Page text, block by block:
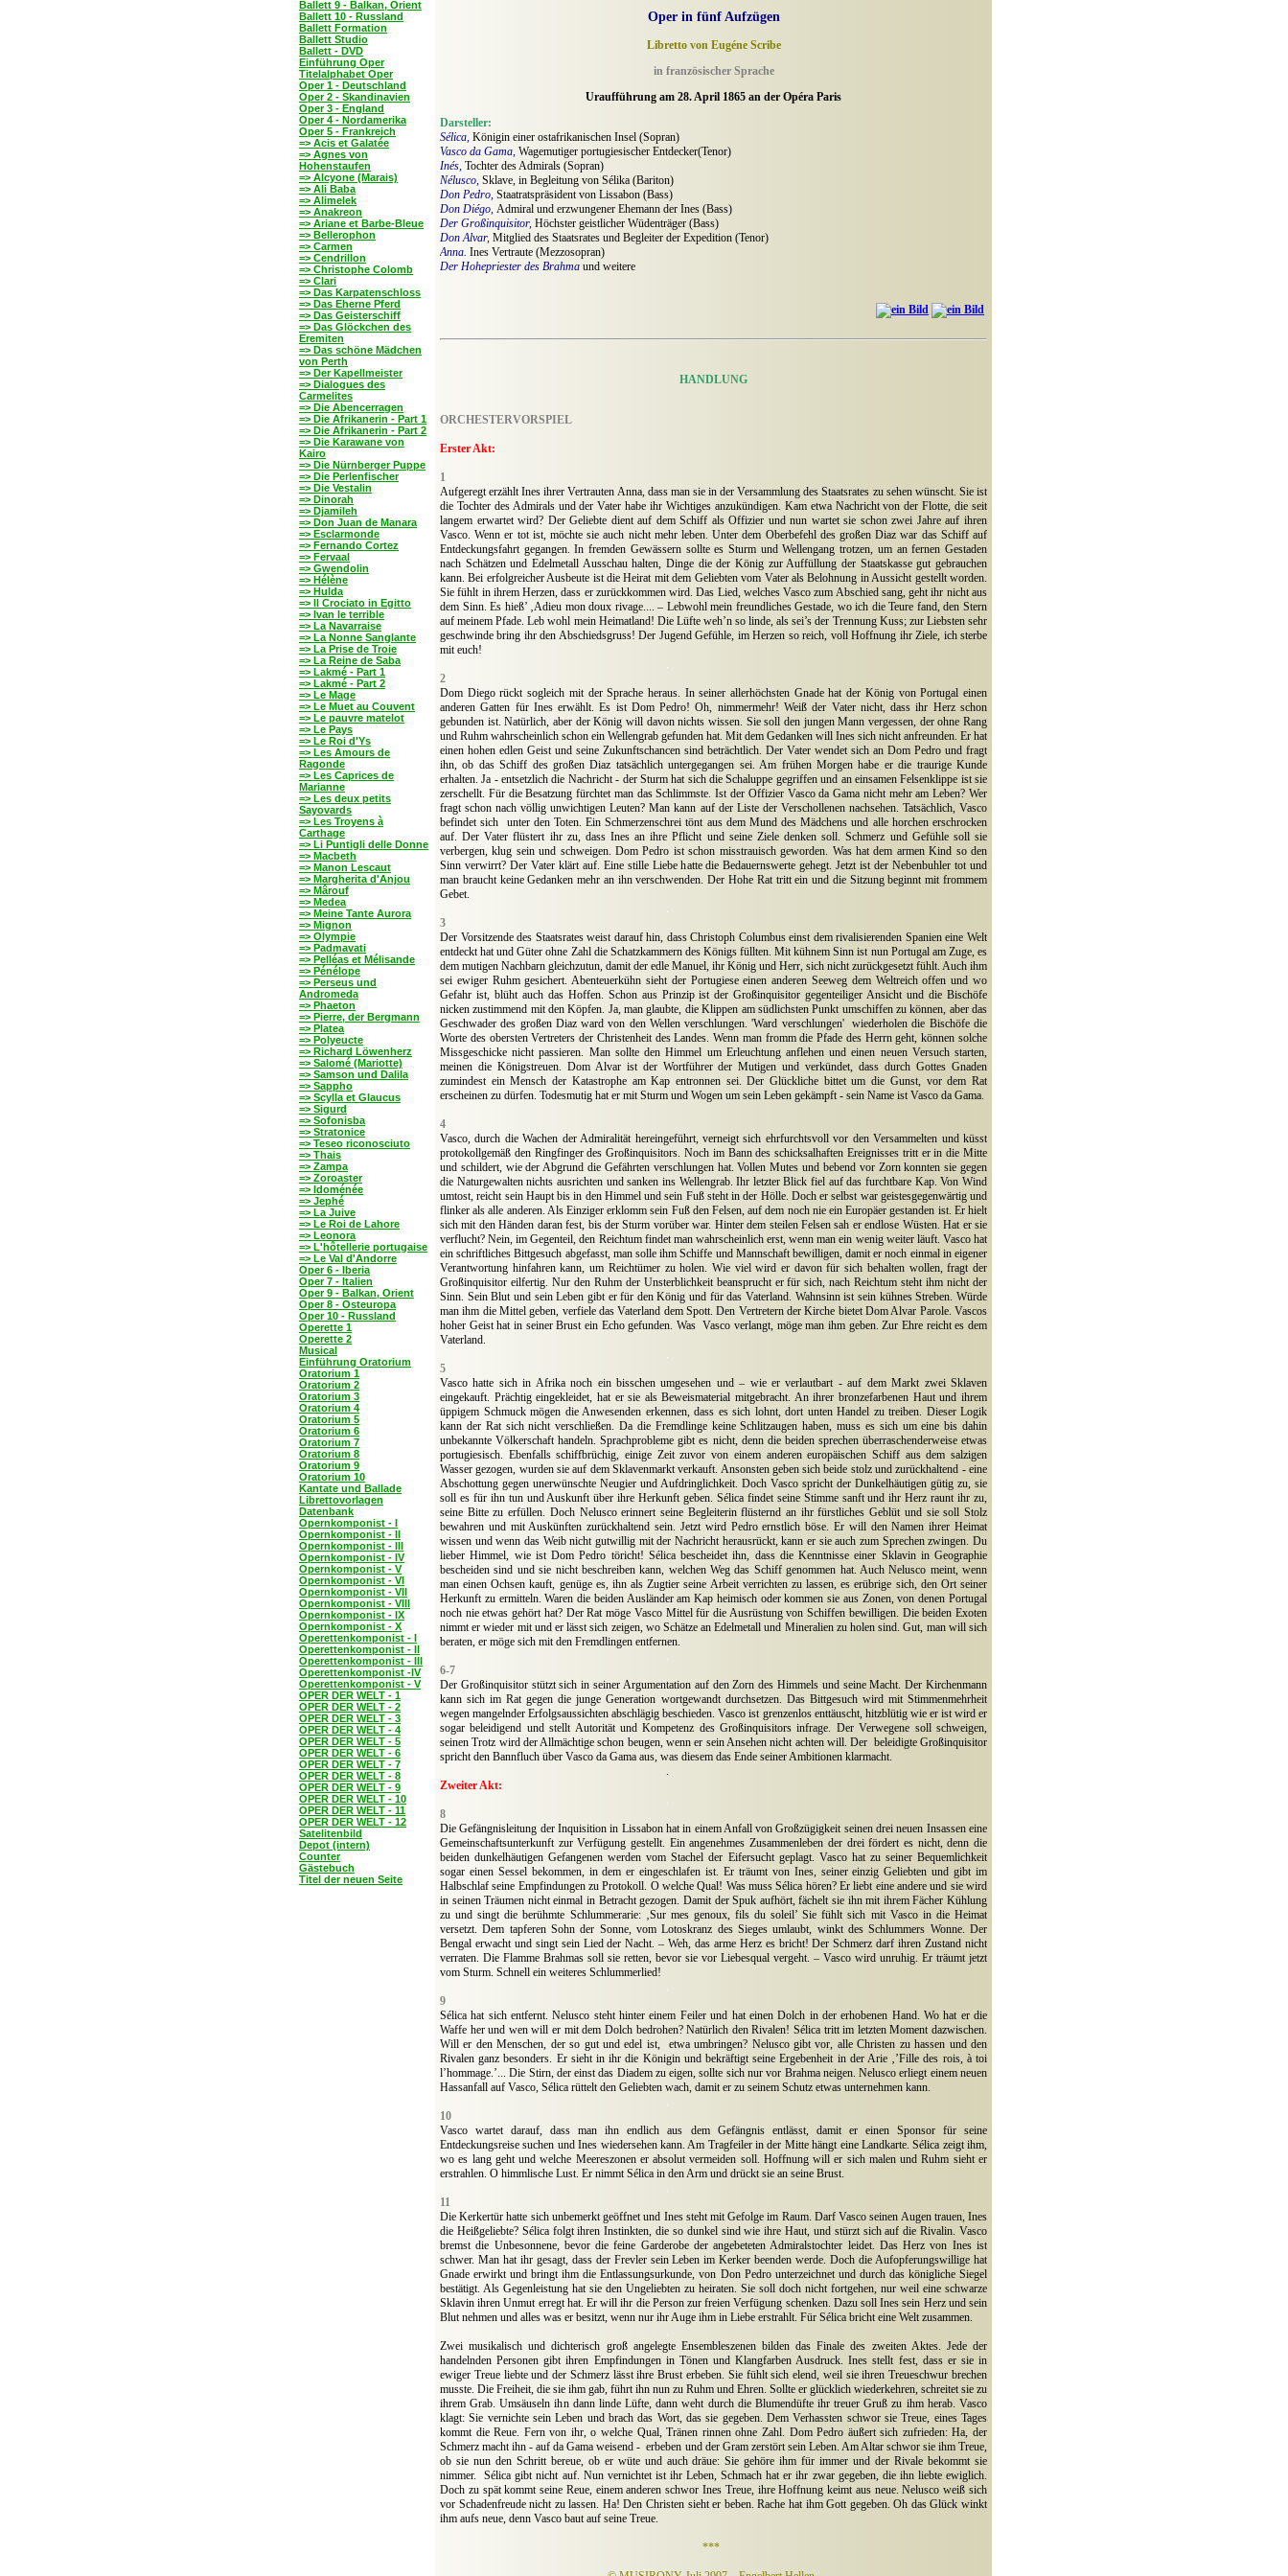
Ballett 9 - Balkan, Orient
Ballett 10 - Russland
Ballett Formation
Ballett Studio
Ballett - DVD
Einführung Oper
Titelalphabet Oper
Oper 1 - Deutschland
Oper 2 - Skandinavien
Oper 3 - England
Oper 4 - Nordamerika
Oper 5 - Frankreich
=> Acis et Galatée
=> Agnes von
Hohenstaufen
=> Alcyone (Marais)
=> Ali Baba
=> Alimelek
=> Anakreon
=> Ariane et Barbe-Bleue
=> Bellerophon
=> Carmen
=> Cendrillon
=> Christophe Colomb
=> Clari
=> Das Karpatenschloss
=> Das Eherne Pferd
=> Das Geisterschiff
=> Das Glöckchen des
Eremiten
=> Das schöne Mädchen
von Perth
=> Der Kapellmeister
=> Dialogues des
Carmelites
=> Die Abencerragen
=> Die Afrikanerin - Part 1
=> Die Afrikanerin - Part 2
=> Die Karawane von
Kairo
=> Die Nürnberger Puppe
=> Die Perlenfischer
=> Die Vestalin
=> Dinorah
=> Djamileh
=> Don Juan de Manara
=> Esclarmonde
=> Fernando Cortez
=> Fervaal
=> Gwendolin
=> Hélène
=> Hulda
=> Il Crociato in Egitto
=> Ivan le terrible
=> La Navarraise
=> La Nonne Sanglante
=> La Prise de Troie
=> La Reine de Saba
=> Lakmé - Part 1
=> Lakmé - Part 2
=> Le Mage
=> Le Muet au Couvent
=> Le pauvre matelot
=> Le Pays
=> Le Roi d'Ys
=> Les Amours de
Ragonde
=> Les Caprices de
Marianne
=> Les deux petits
Sayovards
=> Les Troyens à
Carthage
=> Li Puntigli delle Donne
=> Macbeth
=> Manon Lescaut
=> Margherita d'Anjou
=> Mârouf
=> Medea
=> Meine Tante Aurora
=> Mignon
=> Olympie
=> Padmavati
=> Pelléas et Mélisande
=> Pénélope
=> Perseus und
Andromeda
=> Phaeton
=> Pierre, der Bergmann
=> Platea
=> Polyeucte
=> Richard Löwenherz
=> Salomé (Mariotte)
=> Samson und Dalila
=> Sappho
=> Scylla et Glaucus
=> Sigurd
=> Sofonisba
=> Stratonice
=> Teseo riconosciuto
=> Thais
=> Zampa
=> Zoroaster
=> Idoménée
=> Jephé
=> La Juive
=> Le Roi de Lahore
=> Leonora
=> L'hôtellerie portugaise
=> Le Val d'Andorre
Oper 6 - Iberia
Oper 7 - Italien
Oper 9 - Balkan, Orient
Oper 8 - Osteuropa
Oper 10 - Russland
Operette 1
Operette 2
Musical
Einführung Oratorium
Oratorium 1
Oratorium 2
Oratorium 3
Oratorium 4
Oratorium 5
Oratorium 6
Oratorium 7
Oratorium 8
Oratorium 9
Oratorium 10
Kantate und Ballade
Librettovorlagen
Datenbank
Opernkomponist - I
Opernkomponist - II
Opernkomponist - III
Opernkomponist - IV
Opernkomponist - V
Opernkomponist - VI
Opernkomponist - VII
Opernkomponist - VIII
Opernkomponist - IX
Opernkomponist - X
Operettenkomponist - I
Operettenkomponist - II
Operettenkomponist - III
Operettenkomponist -IV
Operettenkomponist - V
OPER DER WELT - 1
OPER DER WELT - 2
OPER DER WELT - 3
OPER DER WELT - 4
OPER DER WELT - 5
OPER DER WELT - 6
OPER DER WELT - 7
OPER DER WELT - 8
OPER DER WELT - 9
OPER DER WELT - 10
OPER DER WELT - 11
OPER DER WELT - 12
Satelitenbild
Depot (intern)
Counter
Gästebuch
Titel der neuen Seite
Oper in fünf Aufzügen
Libretto von Eugéne Scribe
in französischer Sprache
Uraufführung am 28. April 1865 an der Opéra Paris
Darsteller:
Sélica, Königin einer ostafrikanischen Insel (Sopran)
Vasco da Gama, Wagemutiger portugiesischer Entdecker(Tenor)
Inés, Tochter des Admirals (Sopran)
Nélusco, Sklave, in Begleitung von Sélika (Bariton)
Don Pedro, Staatratspräsident von Lissabon (Bass)
Don Diégo, Admiral und erzwungener Ehemann der Ines (Bass)
Der Großinquisitor, Höchster geistlicher Wüdenträger (Bass)
Don Alvar, Mitglied des Staatsrates und Begleiter der Expedition (Tenor)
Anna. Ines Vertraute (Mezzosopran)
Der Hohepriester des Brahma und weitere
HANDLUNG
ORCHESTERVORSPIEL
Erster Akt:
1
Aufgeregt erzählt Ines ihrer Vertrauten Anna, dass man sie in der Versammlung des Staatsrates zu sehen wünscht. Sie ist
die Tochter des Admirals und der Vater habe ihr Wichtiges anzukündigen. Kam etwa Nachricht von der Flotte, die seit
langem erwartet wird? Der Geliebte dient auf dem Schiff als Offizier und nun wartet sie schon zwei Jahre auf ihren
Vasco. Wenn er tot ist, möchte sie auch nicht mehr leben. Unter dem Oberbefehl des großen Diaz war das Schiff auf
Entdeckungsfahrt gegangen. In fremden Gewässern sollte es Sturm und Wellengang trotzen, um an fernen Gestaden
nach Schätzen und Edelmetall Ausschau halten, Dinge die der König zur Auffüllung der Staatskasse gut gebrauchen
kann. Bei erfolgreicher Ausbeute ist die Heirat mit dem Geliebten vom Vater als Belohnung in Aussicht gestellt worden.
Sie fühlt in ihrem Herzen, dass er zurückkommen wird. Das Lied, welches Vasco zum Abschied sang, geht ihr nicht aus
dem Sinn. Es hieß’ ‚Adieu mon doux rivage.... – Lebwohl mein freundliches Gestade, wo ich die Teure fand, den Stern
auf meinem Pfade. Leb wohl mein Heimatland! Die Lüfte weh’n so linde, als sei’s der Trennung Kuss; zur Liebsten sehr
geschwinde bring ihr den Abschiedsgruss! Der Jugend Gefühle, im Herzen so reich, voll Hoffnung ihr Ziele, ich sterbe
mit euch!
.
2
Dom Diego rückt sogleich mit der Sprache heraus. In seiner allerhöchsten Gnade hat der König von Portugal einen
anderen Gatten für Ines erwählt. Es ist Dom Pedro! Oh, nimmermehr! Weiß der Vater nicht, dass ihr Herz schon
gebunden ist. Natürlich, aber der König will davon nichts wissen. Sie soll den jungen Mann vergessen, der ohne Rang
und Ruhm wahrscheinlich schon ein Wellengrab gefunden hat. Mit dem Gedanken will Ines sich nicht anfreunden. Er hat
einen hohen edlen Geist und seine Zukunftschancen sind beträchtlich. Der Vater wendet sich an Dom Pedro und fragt
ihn, ob das Schiff des großen Diaz tatsächlich untergegangen sei. Am frühen Morgen habe er die traurige Kunde
erhalten. Ja - entsetzlich die Nachricht - der Sturm hat sich die Schaluppe gegriffen und an einsamen Felsenklippe ist sie
zerschellt. Für die Besatzung fürchtet man das Schlimmste. Ist der Offizier Vasco da Gama nicht mehr am Leben? Wer
fragt schon nach völlig unwichtigen Leuten? Man kann auf der Liste der Verschollenen nachsehen. Tatsächlich, Vasco
befindet sich
unter den Toten. Ein Schmerzenschrei tönt aus dem Mund des Mädchens und alle horchen erschrocken
auf. Der Vater flüstert ihr zu, dass Ines an ihre Pflicht und seine Ziele denken soll. Schmerz und Gefühle soll sie
verbergen, klug sein und schweigen. Dom Pedro ist schon misstrauisch geworden. Was hat dem armen Kind so den
Sinn verwirrt? Der Vater klärt auf. Eine stille Liebe hatte die Bedauernswerte gehegt. Jetzt ist der Nebenbuhler tot und
man braucht keine Gedanken mehr an ihn verschwenden. Der Hohe Rat tritt ein und die Sitzung beginnt mit frommem
Gebet.
.
3
Der Vorsitzende des Staatsrates weist darauf hin, dass Christoph Columbus einst dem rivalisierenden Spanien eine Welt
entdeckt hat und Güter ohne Zahl die Schatzkammern des Königs füllten. Mit kühnem Sinn ist nun Portugal am Zuge, es
dem mutigen Nachbarn gleichzutun, damit der edle Manuel, ihr König und Herr, sich nicht zurückgesetzt fühlt. Auch ihm
sei ewiger Ruhm gesichert. Abenteuerkühn sieht der Portugiese einen anderen Seeweg dem Weltreich offen und wo
Gefahr ist, blüht auch das Hoffen. Schon aus Prinzip ist der Großinquisitor gegenteiliger Ansicht und die Bischöfe
nicken zustimmend mit den Köpfen. Ja, man glaubte, die Klippen am südlichsten Punkt umschiffen zu können, aber das
Geschwader des großen Diaz ward von den Wellen verschlungen. 'Ward verschlungen'
wiederholen die Bischöfe die
Worte des obersten Vertreters der Christenheit des Landes. Wenn man fromm die Pfade des Herrn geht, können solche
Missgeschicke nicht passieren. Man sollte den Himmel um Erleuchtung anflehen und einen neuen Versuch starten,
meinen die Königstreuen. Dom Alvar ist der Wortführer der Mutigen und verkündet, dass durch Gottes Gnaden
zumindest ein Mensch der Katastrophe am Kap entronnen sei. Der Glückliche bittet um die Gunst, vor dem Rat
erscheinen zu dürfen. Todesmutig hat er mit Sturm und Wogen um sein Leben gekämpft - sein Name ist Vasco da Gama.
4
Vasco, durch die Wachen der Admiralität hereingeführt, verneigt sich ehrfurchtsvoll vor den Versammelten und küsst
protokollgemäß den Ringfinger des Großinquisitors. Noch im Bann des schicksalhaften Ereignisses tritt er in die Mitte
und schildert, wie der Abgrund die Gefährten verschlungen hat. Vollen Mutes und bebend vor Zorn konnten sie gegen
die Naturgewalten nichts ausrichten und sanken ins Wellengrab. Ihr letzter Blick fiel auf das furchtbare Kap. Von Wind
umtost, reicht sein Haupt bis in den Himmel und sein Fuß steht in der Hölle. Doch er selbst war geistesgegenwärtig und
flinker als alle anderen. Als Einziger erklomm sein Fuß den Felsen, auf dem noch nie ein Europäer gestanden ist. Er hielt
sich mit den Händen daran fest, bis der Sturm vorüber war. Hinter dem steilen Felsen sah er endlose Wüsten. Hat er sie
verflucht? Nein, im Gegenteil, den Reichtum findet man wahrscheinlich erst, wenn man ein wenig weiter läuft. Vasco hat
ein schriftliches Bittgesuch abgefasst, man solle ihm Schiffe und Mannschaft bewilligen, damit er noch einmal in eigener
Verantwortung hinfahren kann, um Reichtümer zu holen. Wie viel wird er davon für sich behalten wollen, fragt der
Großinquisitor eilfertig. Nur den Ruhm der Unsterblichkeit beansprucht er für sich, nach Reichtum steht ihm nicht der
Sinn. Sein Blut und sein Leben gibt er für den König und für das Vaterland. Wahnsinn ist sein kühnes Streben. Würde
man ihm die Mittel geben, verfiele das Vaterland dem Spott. Den Vertretern der Kirche bietet Dom Alvar Parole. Vascos
hoher Geist hat in seiner Brust ein Echo gefunden. Was Vasco verlangt, möge man ihm geben. Zur Ehre reicht es dem
Vaterland.
.
5
Vasco hatte sich in Afrika noch ein bisschen umgesehen und – wie er verlautbart - auf dem Markt zwei Sklaven
eingekauft. Prächtig eingekleidet, hat er sie als Beweismaterial mitgebracht. An ihrer bronzefarbenen Haut und ihrem
üppigem Schmuck mögen die Anwesenden erkennen, dass es sich lohnt, dort unten Handel zu treiben. Dieser Logik
kann der Rat sich nicht verschließen. Da die Fremdlinge keine Schlitzaugen haben, muss es sich um eine bis dahin
unbekannte Völkerschaft handeln. Sprachprobleme gibt es nicht, denn die beiden sprechen überraschenderweise etwas
portugiesisch. Ebenfalls schiffbrüchig, einige Zeit zuvor von einem anderen europäischen Schiff aus dem salzigen
Wasser gezogen, wurden sie auf dem Sklavenmarkt verkauft. Ansonsten geben sich beide stolz und zurückhaltend - eine
Abschottung gegen unerwünschte Neugier und Aufdringlichkeit. Doch Vasco spricht der Dunkelhäutigen gütig zu, sie
soll es für ihn tun und Auskunft über ihre Herkunft geben. Sélica findet seine Stimme sanft und ihr Herz raunt ihr zu,
seine Bitte zu erfüllen. Doch Nelusco erinnert seine Begleiterin flüsternd an ihr fürstliches Geblüt und sie soll Stolz
bewahren und mit Auskünften zurückhaltend sein. Jetzt wird Pedro ernstlich böse. Er will den Namen ihrer Heimat
wissen und wenn das Weib nicht gutwillig mit der Nachricht herausrückt, kann er sie auch zum Sprechen zwingen. Du
lieber Himmel, wie ist Dom Pedro töricht! Sélica bescheidet ihn, dass die Kenntnisse einer Sklavin in Geographie
bescheiden sind und sie nicht beschreiben kann, welchen Weg das Schiff genommen hat. Auch Nelusco meint, wenn
man einen Ochsen kauft, genüge es, ihn als Zugtier seine Arbeit verrichten zu lassen, es erübrige sich, den Ort seiner
Herkunft zu ermitteln. Waren die beiden Ausländer am Kap heimisch oder kommen sie aus Zonen, von denen Portugal
noch nie etwas gehört hat? Der Rat möge Vasco Mittel für die Ausrüstung von Schiffen bewilligen. Die beiden Exoten
nimmt er wieder mit und er lässt sich zeigen, wo Schätze an Edelmetall und Mineralien zu holen sind. Gut, man will sich
beraten, er möge sich mit den Fremdlingen entfernen.
.
6-7
Der Großinquisitor stützt sich in seiner Argumentation auf den Zorn des Himmels und seine Macht. Der Kirchenmann
kann sich im Rat gegen die junge Generation wortgewandt durchsetzen. Das Bittgesuch wird mit Stimmenmehrheit
wegen mangelnder Erfolgsaussichten abschlägig beschieden. Vasco ist grenzenlos enttäuscht, hitzblütig wie er ist wird er
sogar beleidigend und stellt Autorität und Kompetenz des Großinquisitors infrage. Der Verwegene soll schweigen,
seinen Trotz wird der Allmächtige schon beugen, wenn er sein Ansehen nicht achten will. Der beleidigte Großinquisitor
spricht den Bannfluch über Vasco da Gama aus, was diesem das Ende seiner Ambitionen klarmacht.
.
Zweiter Akt:
.
8
Die Gefängnisleitung der Inquisition in Lissabon hat in einem Anfall von Großzügigkeit seinen drei neuen Insassen eine
Gemeinschaftsunterkunft zur Verfügung gestellt. Ein angenehmes Zusammenleben der drei fördert es nicht, denn die
beiden dunkelhäutigen Gefangenen werden vom Stachel der Eifersucht geplagt. Vasco hat zu seiner Bequemlichkeit
sogar einen Sessel bekommen, in dem er eingeschlafen ist. Er träumt von Ines, seiner einzig Geliebten und gibt im
Halbschlaf seine Empfindungen zu Protokoll. O welche Qual! Was muss Sélica hören? Er liebt eine andere und sie wird
in seinen Träumen nicht einmal in Betracht gezogen. Damit der Spuk aufhört, fächelt sie ihn mit ihrem Fächer Kühlung
zu und singt die berühmte Schlummerarie: ‚Sur mes genoux, fils du soleil’ Sie fühlt sich mit Vasco in die Heimat
versetzt. Dem tapferen Sohn der Sonne, vom Lotoskranz des Sieges umlaubt, winkt des Schlummers Wonne. Der
Bengal erwacht und singt sein Lied der Nacht. – Weh, das arme Herz es bricht! Der Schmerz darf ihren Zustand nicht
verraten. Die Flamme Brahmas soll sie retten, bevor sie vor Liebesqual vergeht. – Vasco wird unruhig. Er träumt jetzt
vom Sturm. Schnell ein weiteres Schlummerlied!
.
9
Sélica hat sich entfernt. Nelusco steht hinter einem Feiler und hat einen Dolch in der erhobenen Hand. Wo hat er die
Waffe her und wen will er mit dem Dolch bedrohen? Natürlich den Rivalen! Sélica tritt im letzten Moment dazwischen.
Will er den Menschen, der so gut und edel ist, etwa umbringen? Nelusco gibt vor, alle Christen zu hassen und den
Rivalen ganz besonders. Er sieht in ihr die Königin und bekräftigt seine Ergebenheit in der Arie ‚’Fille des rois, à toi
l’hommage.’... Die Stirn, der einst das Diadem zu eigen, sollte sich nur vor Brahma neigen. Nelusco erliegt einem neuen
Hassanfall auf Vasco, Sélica rüttelt den Geliebten wach, damit er zu seinem Schutz etwas unternehmen kann.
.
10
Vasco wartet darauf, dass man ihn endlich aus dem Gefängnis entlässt, damit er einen Sponsor für seine
Entdeckungsreise suchen und Ines wiedersehen kann. Am Tragfeiler in der Mitte hängt eine Landkarte. Sélica zeigt ihm,
wo es lang geht und welche Meereszonen er absolut vermeiden soll. Hoffnung will er sich malen und Ruhm sieht er
erstrahlen. O himmlische Lust. Er nimmt Sélica in den Arm und drückt sie an seine Brust.
.
11
Die Kerkertür hatte sich unbemerkt geöffnet und Ines steht mit Gefolge im Raum. Darf Vasco seinen Augen trauen, Ines
die Heißgeliebte? Sélica folgt ihren Instinkten, die so dunkel sind wie ihre Haut, und stürzt sich auf die Rivalin. Vasco
bremst die Unbesonnene, bevor die feine Garderobe der angebeteten Admiralstochter leidet. Das Herz von Ines ist
schwer. Man hat ihr gesagt, dass der Frevler sein Leben im Kerker beenden werde. Doch die Aufopferungswillige hat
Gnade erwirkt und bringt ihm die Entlassungsurkunde, von Don Pedro unterzeichnet und durch das königliche Siegel
bestätigt. Als Gegenleistung hat sie den Ungeliebten zu heiraten. Sie soll doch nicht fortgehen, nur weil eine schwarze
Sklavin ihren Unmut erregt hat. Er will ihr die Person zur freien Verfügung schenken. Dazu soll Ines sein Herz und sein
Blut nehmen und alles was er besitzt, wenn nur ihr Auge ihm in Liebe erstrahlt. Für Sélica bricht eine Welt zusammen.
.
Zwei musikalisch und dichterisch groß angelegte Ensembleszenen bilden das Finale des zweiten Aktes. Jede der
handelnden Personen gibt ihren Empfindungen in Tönen und Klangfarben Ausdruck. Ines stellt fest, dass er sie in
ewiger Treue liebte und der Schmerz lässt ihre Brust erbeben. Sie fühlt sich elend, weil sie ihren Treueschwur brechen
musste. Die Freiheit, die sie ihm gab, führt ihn nun zu Ruhm und Ehren. Sollte er glücklich wiederkehren, schreitet sie zu
ihrem Grab. Umsäuseln ihn dann linde Lüfte, dann weht durch die Blumendüfte ihr treuer Gruß zu ihm herab. Vasco
klagt: Sie vernichte sein Leben und brach das Wort, das sie gegeben. Dem Verhassten schwor sie Treue, eines Tages
kommt die Reue. Fern von ihr, o welche Qual, Tränen rinnen ohne Zahl. Dom Pedro äußert sich zufrieden: Ha, der
Schmerz macht ihn - auf da Gama weisend - erbeben und der Gram zerstört sein Leben. Am Altar schwor sie ihm Treue,
ob sie nun den Schritt bereue, ob er wüte und auch dräue: Sie gehöre ihm für immer und der Rivale bekommt sie
nimmer.
Sélica gibt nicht auf. Nun vernichtet ist ihr Leben, Schmach hat er ihr zwar gegeben, die ihn liebte ewiglich.
Doch zu spät kommt seine Reue, einem anderen schwor Ines Treue, ihre Hoffnung keimt aus neue. Nelusco weiß sich
vor Schadenfreude nicht zu lassen. Ha! Den Christen sieht er beben. Rache hat ihm Gott gegeben. Oh das Glück winkt
ihm aufs neue, denn Vasco baut auf seine Treue.
***